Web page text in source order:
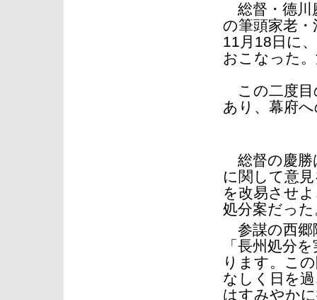
総督・德川
の筆頭家老
11月18日に
おこなった
この二度目
あり、幕府
総督の慶勝
に関して意
を改易させ
処分案だった
参謀の西郷
「長州処分
ります。こ
なしく日を
はすみやか